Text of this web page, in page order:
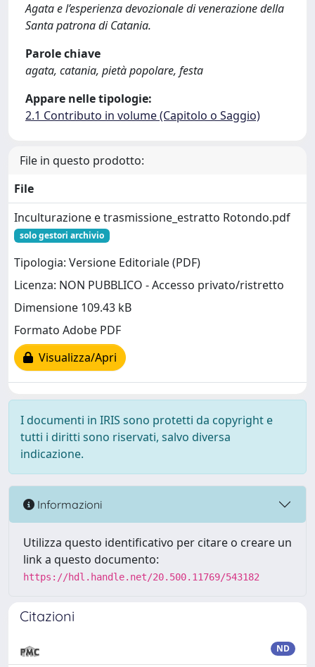
Agata e l’esperienza devozionale di venerazione della
Santa patrona di Catania.
Parole chiave
agata, catania, pietà popolare, festa
Appare nelle tipologie:
2.1 Contributo in volume (Capitolo o Saggio)
File in questo prodotto:
File
Inculturazione e trasmissione_estratto Rotondo.pdf
solo gestori archivio
Tipologia: Versione Editoriale (PDF)
Licenza: NON PUBBLICO - Accesso privato/ristretto
Dimensione 109.43 kB
Formato Adobe PDF
Visualizza/Apri
I documenti in IRIS sono protetti da copyright e
tutti i diritti sono riservati, salvo diversa
indicazione.
Informazioni
Utilizza questo identificativo per citare o creare un
link a questo documento:
https://hdl.handle.net/20.500.11769/543182
Citazioni
ND